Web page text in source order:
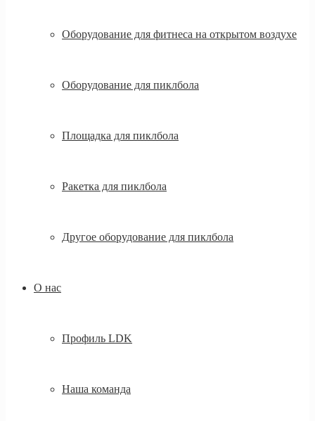
Оборудование для фитнеса на открытом воздухе
Оборудование для пиклбола
Площадка для пиклбола
Ракетка для пиклбола
Другое оборудование для пиклбола
О нас
Профиль LDK
Наша команда